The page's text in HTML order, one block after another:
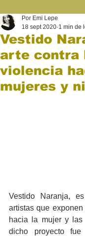
Vestido
arte contra
violencia
mujeres y
Por Emi Lepe
18 sept 2020 1 min de
Vestido Naranja,
artistas que
hacia la mujer y las
dicho proyecto fue